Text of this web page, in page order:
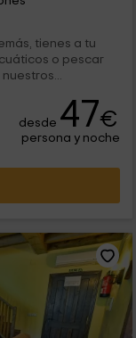
o pescar
desde 47€
persona y noche